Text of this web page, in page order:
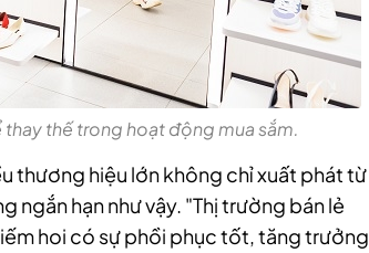
thế trong hoạt động mua sắm.
thương hiệu lớn không chỉ xuất phát từ
hạn như vậy. "Thị trường bán lẻ
hoi có sự phồi phục tốt, tăng trưởng